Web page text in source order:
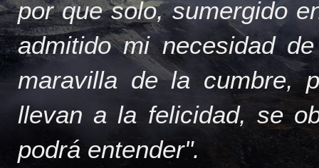
por que solo, sumergido
admitido mi necesidad
maravilla de la cumbre,
llevan a la felicidad, se
podrá entender".